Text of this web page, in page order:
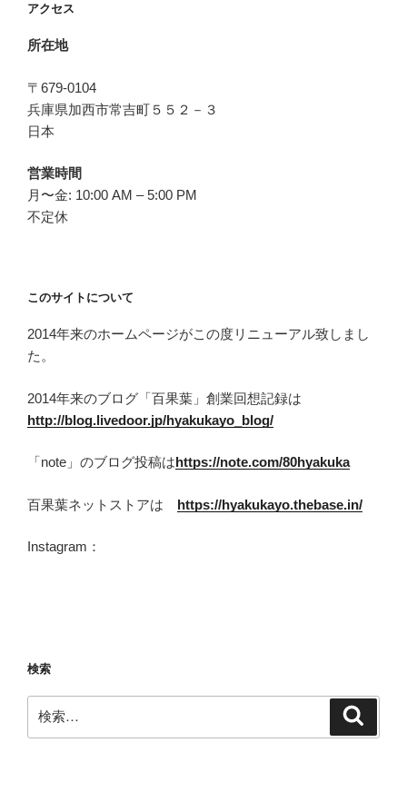
アクセス
所在地
〒679-0104
兵庫県加西市常吉町５５２－３
日本
営業時間
月〜金: 10:00 AM – 5:00 PM
不定休
このサイトについて
2014年来のホームページがこの度リニューアル致しまし
た。
2014年来のブログ「百果葉」創業回想記録は
http://blog.livedoor.jp/hyakukayo_blog/
「note」のブログ投稿はhttps://note.com/80hyakuka
百果葉ネットストアは https://hyakukayo.thebase.in/
Instagram：
検索
索: